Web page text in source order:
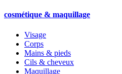
cosmétique & maquillage
Visage
Corps
Mains & pieds
Cils & cheveux
Maquillage